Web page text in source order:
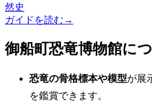
然史
ガイドを読む →
御船町恐竜博物館に
恐竜の骨格標本や模型が展
を鑑賞できます。